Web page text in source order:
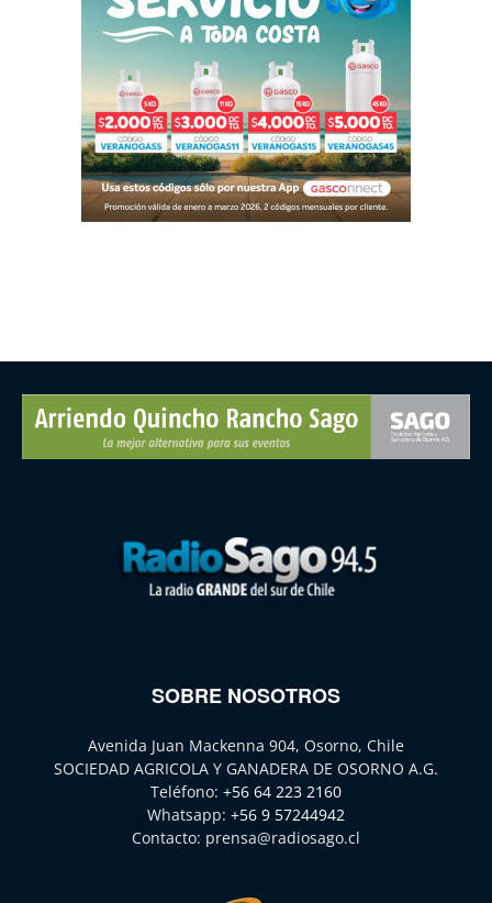
SOBRE NOSOTROS
Avenida Juan Mackenna 904, Osorno, Chile
SOCIEDAD AGRICOLA Y GANADERA DE OSORNO A.G.
Teléfono: +56 64 223 2160
Whatsapp: +56 9 57244942
Contacto: prensa@radiosago.cl